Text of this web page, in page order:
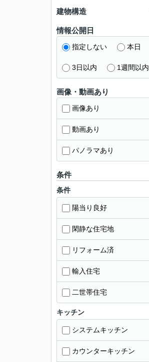
建物構造
情報公開日
指定しない 本日
3日以内 1週間以内
画像・動画あり
画像あり
動画あり
パノラマあり
条件
条件
陽当り良好
閑静な住宅地
リフォーム済
輸入住宅
二世帯住宅
キッチン
システムキッチン
カウンターキッチン